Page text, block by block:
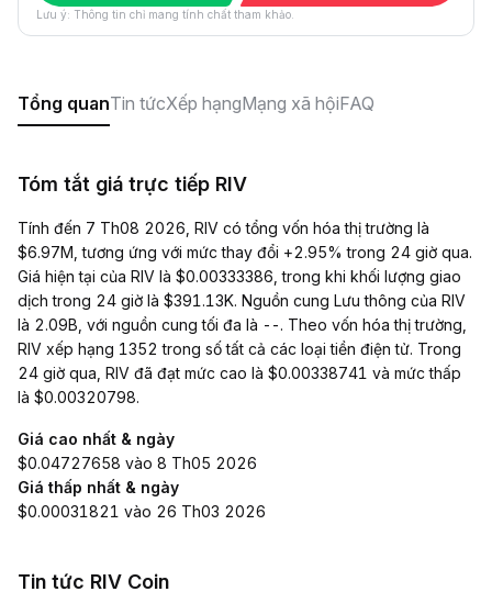
Lưu ý: Thông tin chỉ mang tính chất tham khảo.
Tổng quanTin tứcXếp hạngMạng xã hộiFAQ
Tóm tắt giá trực tiếp RIV
Tính đến 7 Th08 2026, RIV có tổng vốn hóa thị trường là
$6.97M, tương ứng với mức thay đổi +2.95% trong 24 giờ qua.
Giá hiện tại của RIV là $0.00333386, trong khi khối lượng giao
dịch trong 24 giờ là $391.13K. Nguồn cung Lưu thông của RIV
là 2.09B, với nguồn cung tối đa là --. Theo vốn hóa thị trường,
RIV xếp hạng 1352 trong số tất cả các loại tiền điện tử. Trong
24 giờ qua, RIV đã đạt mức cao là $0.00338741 và mức thấp
là $0.00320798.
Giá cao nhất & ngày
$0.04727658 vào 8 Th05 2026
Giá thấp nhất & ngày
$0.00031821 vào 26 Th03 2026
Tin tức RIV Coin